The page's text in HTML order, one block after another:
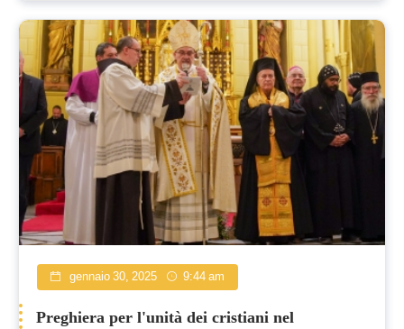
gennaio 30, 2025 9:44 am
Preghiera per l'unità dei cristiani nel